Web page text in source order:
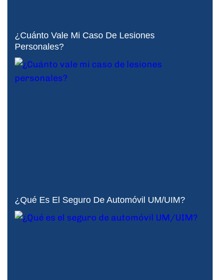
¿Cuánto Vale Mi Caso De Lesiones
Personales?
¿Qué Es El Seguro De Automóvil UM/UIM?